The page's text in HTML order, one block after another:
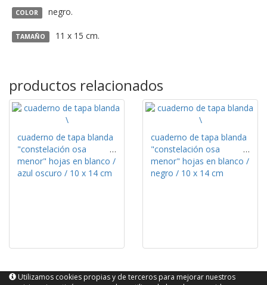
COLOR negro.
TAMAÑO 11 x 15 cm.
productos relacionados
cuaderno de tapa blanda
"constelación osa
menor" hojas en blanco /
azul oscuro / 10 x 14 cm
cuaderno de tapa blanda
"constelación osa
menor" hojas en blanco /
negro / 10 x 14 cm
Utilizamos cookies propias y de terceros para mejorar nuestros